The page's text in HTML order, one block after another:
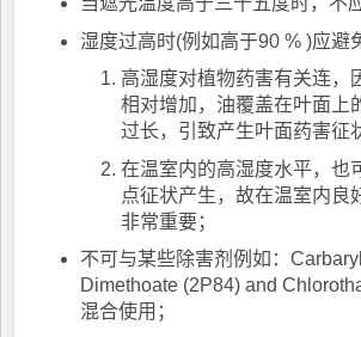
湿度过高时(例如高于90 % )应避
高湿度对植物药害有关连，
相对增加，油覆盖在叶面上
过长，引致产生叶面药害征
在温室内的高湿度水平，也
点征状产生，故在温室内良
非常重要；
不可与某些除害剂例如：
Dimethoate (2P84) and
混合使用；